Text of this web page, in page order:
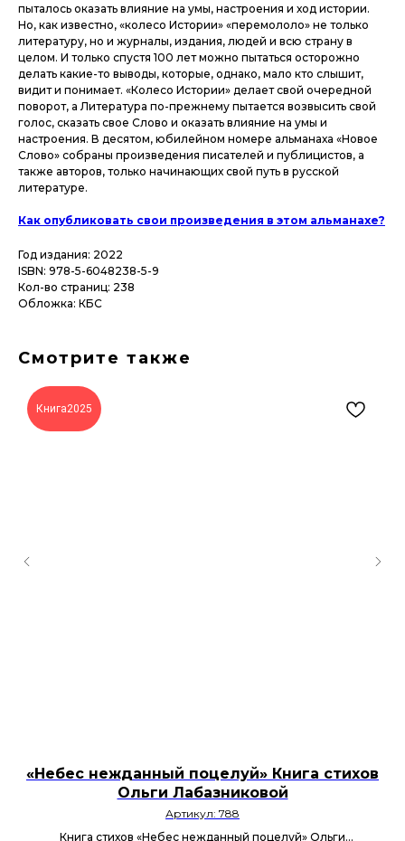
пыталось оказать влияние на умы, настроения и ход истории.
Но, как известно, «колесо Истории» «перемололо» не только
литературу, но и журналы, издания, людей и всю страну в
целом. И только спустя 100 лет можно пытаться осторожно
делать какие-то выводы, которые, однако, мало кто слышит,
видит и понимает. «Колесо Истории» делает свой очередной
поворот, а Литература по-прежнему пытается возвысить свой
голос, сказать свое Слово и оказать влияние на умы и
настроения. В десятом, юбилейном номере альманаха «Новое
Слово» собраны произведения писателей и публицистов, а
также авторов, только начинающих свой путь в русской
литературе.
Как опубликовать свои произведения в этом альманахе?
Год издания: 2022
ISBN: 978-5-6048238-5-9
Кол-во страниц: 238
Обложка: КБС
Смотрите также
Книга2025
«Небес нежданный поцелуй» Книга стихов
Ольги Лабазниковой
Артикул: 788
Книга стихов «Небес нежданный поцелуй» Ольги